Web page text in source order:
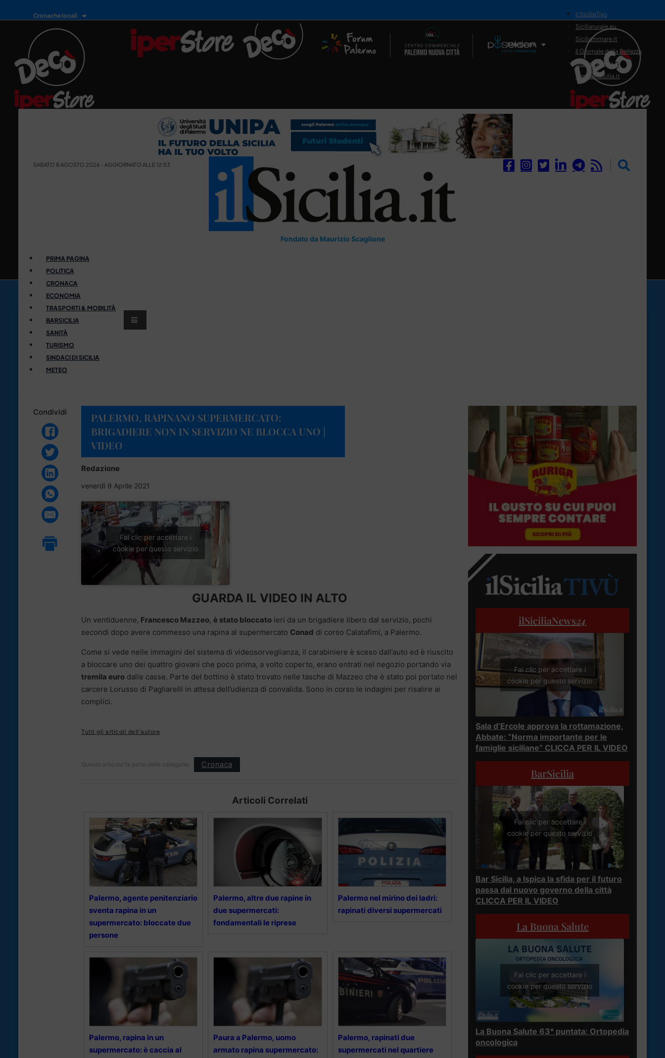
Cronache locali
Il Network
il SiciliaTivù
Siciliarurale.eu
Siciliammare.it
Il Giornale della Bellezza
Siciliamedica.it
Sanitainsicilia.it
SABATO 8 AGOSTO 2026 - AGGIORNATO ALLE 12:53
Fondato da Maurizio Scaglione
PRIMA PAGINA
POLITICA
CRONACA
ECONOMIA
TRASPORTI & MOBILITÀ
BARSICILIA
SANITÀ
TURISMO
SINDACI DI SICILIA
METEO
Condividi
PALERMO, RAPINANO SUPERMERCATO:
BRIGADIERE NON IN SERVIZIO NE BLOCCA UNO |
VIDEO
Redazione
venerdì 9 Aprile 2021
Fai clic per accettare i
cookie per questo servizio
GUARDA IL VIDEO IN ALTO
Un ventiduenne, Francesco Mazzeo, è stato bloccato ieri da un brigadiere libero dal servizio, pochi
secondi dopo avere commesso una rapina al supermercato Conad di corso Calatafimi, a Palermo.
Come si vede nelle immagini del sistema di videosorveglianza, il carabiniere è sceso dall’auto ed è riuscito
a bloccare uno dei quattro giovani che poco prima, a volto coperto, erano entrati nel negozio portando via
tremila euro dalle casse. Parte del bottino è stato trovato nelle tasche di Mazzeo che è stato poi portato nel
carcere Lorusso di Pagliarelli in attesa dell’udienza di convalida. Sono in corso le indagini per risalire ai
complici.
Tutti gli articoli dell'autore
Questo articolo fa parte delle categorie: Cronaca
Articoli Correlati
Palermo, agente penitenziario
sventa rapina in un
supermercato: bloccate due
persone
Palermo, altre due rapine in
due supermercati:
fondamentali le riprese
Palermo nel mirino dei ladri:
rapinati diversi supermercati
Palermo, rapina in un
supermercato: è caccia al
Paura a Palermo, uomo
armato rapina supermercato:
Palermo, rapinati due
supermercati nel quartiere
ilSiciliaNews24
Fai clic per accettare i
cookie per questo servizio
Sala d’Ercole approva la rottamazione,
Abbate: “Norma importante per le
famiglie siciliane” CLICCA PER IL VIDEO
BarSicilia
Fai clic per accettare i
cookie per questo servizio
Bar Sicilia, a Ispica la sfida per il futuro
passa dal nuovo governo della città
CLICCA PER IL VIDEO
La Buona Salute
Fai clic per accettare i
cookie per questo servizio
La Buona Salute 63° puntata: Ortopedia
oncologica